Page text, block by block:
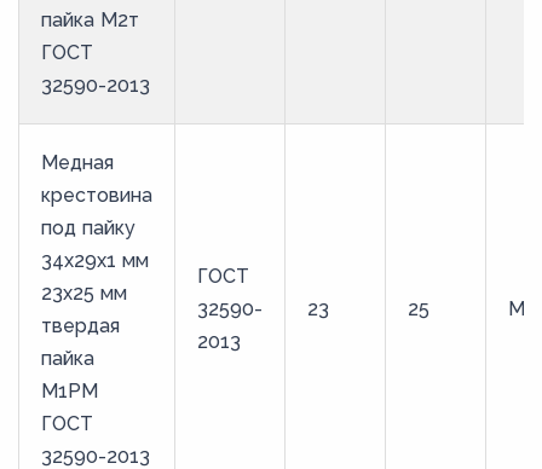
пайка М2т
ГОСТ
32590-2013
Медная
крестовина
под пайку
34х29х1 мм
23х25 мм
твердая
пайка
М1РМ
ГОСТ
32590-2013
ГОСТ
32590-
2013
23 25